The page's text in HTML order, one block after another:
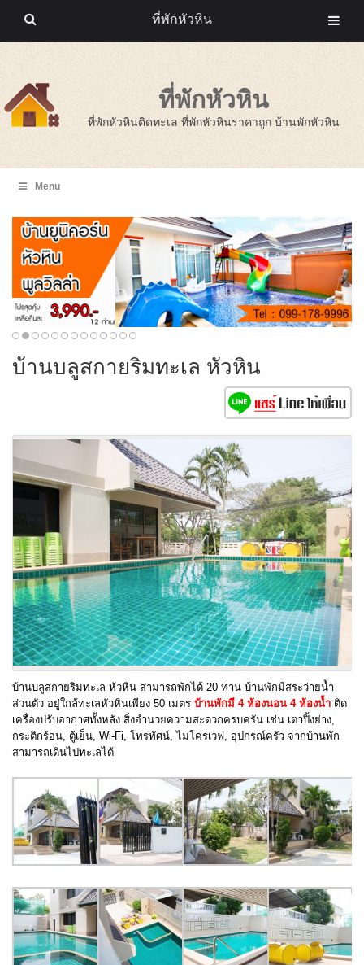
ที่พักหัวหิน
ที่พักหัวหินติดทะเล ที่พักหัวหินราคาถูก บ้านพักหัวหิน
Menu
บ้านบลูสกายริมทะเล หัวหิน
บ้านบลูสกายริมทะเล หัวหิน สามารถพักได้ 20 ท่าน บ้านพักมีสระว่ายน้ำ
ส่วนตัว อยู่ใกล้ทะเลหัวหินเพียง 50 เมตร บ้านพักมี 4 ห้องนอน 4 ห้องน้ำ ติด
เครื่องปรับอากาศทั้งหลัง สิ่งอำนวยความสะดวกครบครัน เช่น เตาปิ้งย่าง,
กระติกร้อน, ตู้เย็น, Wi-Fi, โทรทัศน์, ไมโครเวฟ, อุปกรณ์ครัว จากบ้านพัก
สามารถเดินไปทะเลได้
ที่พักหัวหิน